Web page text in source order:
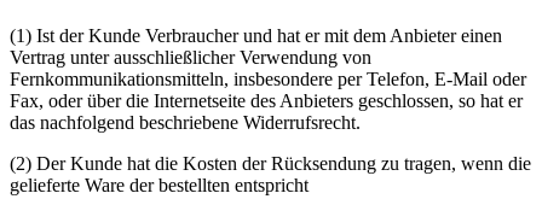
(1) Ist der Kunde Verbraucher und hat er mit dem Anbieter einen
Vertrag unter ausschließlicher Verwendung von
Fernkommunikationsmitteln, insbesondere per Telefon, E-Mail oder
Fax, oder über die Internetseite des Anbieters geschlossen, so hat er
das nachfolgend beschriebene Widerrufsrecht.
(2) Der Kunde hat die Kosten der Rücksendung zu tragen, wenn die
gelieferte Ware der bestellten entspricht